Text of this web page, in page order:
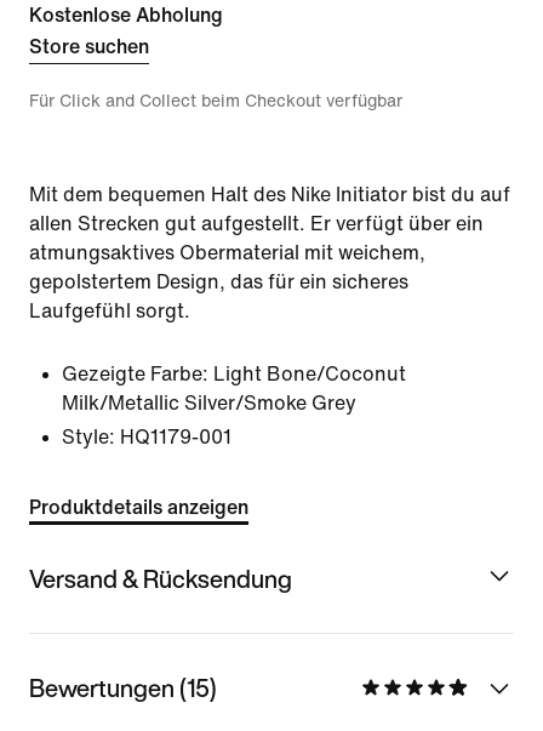
Kostenlose Abholung
Store suchen
Für Click and Collect beim Checkout verfügbar
Mit dem bequemen Halt des Nike Initiator bist du auf
allen Strecken gut aufgestellt. Er verfügt über ein
atmungsaktives Obermaterial mit weichem,
gepolstertem Design, das für ein sicheres
Laufgefühl sorgt.
Gezeigte Farbe: Light Bone/Coconut
Milk/Metallic Silver/Smoke Grey
Style: HQ1179-001
Produktdetails anzeigen
Versand & Rücksendung
Bewertungen (15)